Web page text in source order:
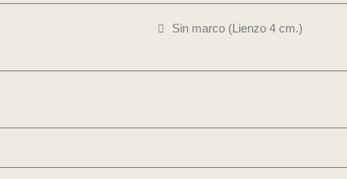
Sin marco (Lienzo 4 cm.)